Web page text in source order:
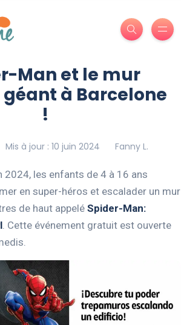
Man et le mur
géant à Barcelone
!
Mis à jour : 10 juin 2024 Fanny L.
2024, les enfants de 4 à 16 ans
en super-héros et escalader un mur
de haut appelé Spider-Man:
. Cette événement gratuit est ouverte